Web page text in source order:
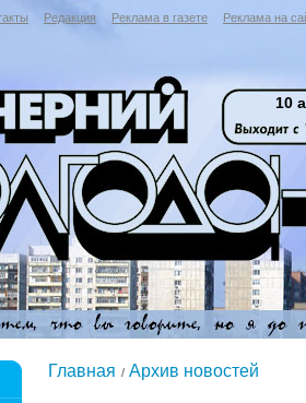
Редакция Реклама в газете Реклама на
10
Главная Архив новостей